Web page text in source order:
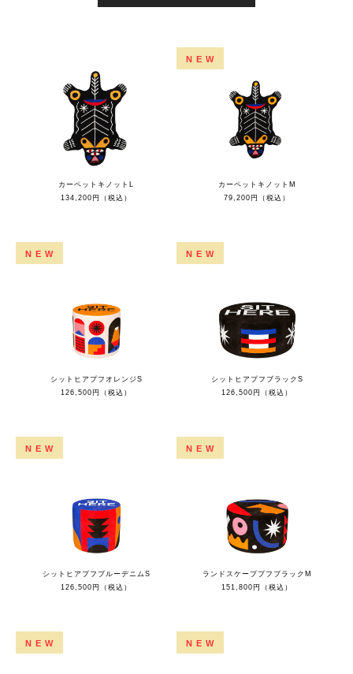
カーペットキノットL
134,200円（税込）
NEW
カーペットキノットM
79,200円（税込）
NEW
シットヒアプフオレンジS
126,500円（税込）
NEW
シットヒアプフブラックS
126,500円（税込）
NEW
シットヒアプフブルーデニムS
126,500円（税込）
NEW
ランドスケーププフブラックM
151,800円（税込）
NEW NEW